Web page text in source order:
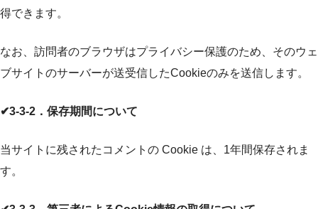
得できます。
なお、訪問者のブラウザはプライバシー保護のため、そのウェ
ブサイトのサーバーが送受信したCookieのみを送信します。
✔3-3-2．保存期間について
当サイトに残されたコメントの Cookie は、1年間保存されま
す。